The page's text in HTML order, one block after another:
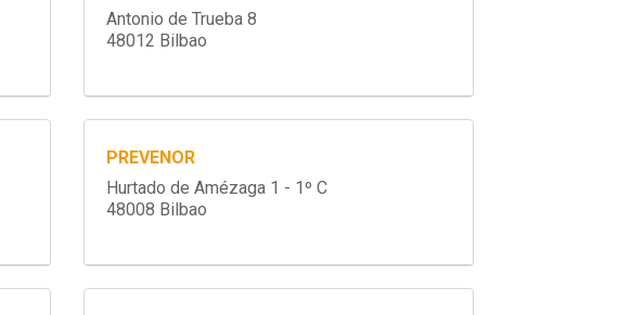
Antonio de Trueba 8
48012 Bilbao
PREVENOR
Hurtado de Amézaga 1 - 1º C
48008 Bilbao